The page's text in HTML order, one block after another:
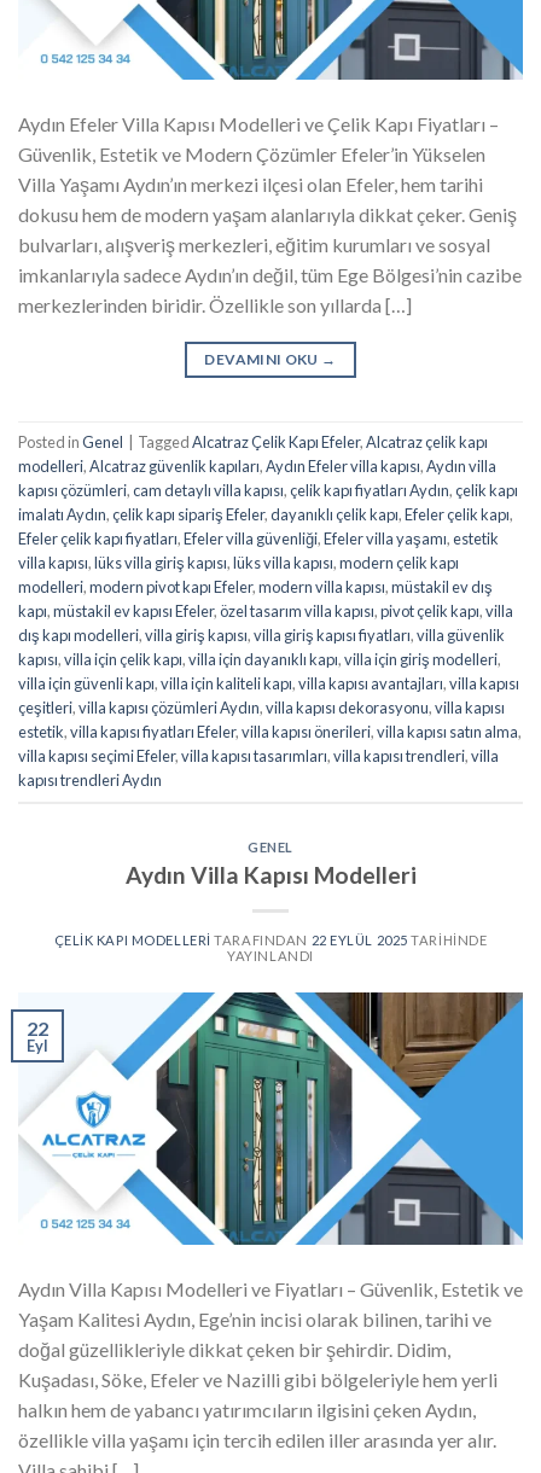
Aydın Efeler Villa Kapısı Modelleri ve Çelik Kapı Fiyatları –
Güvenlik, Estetik ve Modern Çözümler Efeler’in Yükselen
Villa Yaşamı Aydın’ın merkezi ilçesi olan Efeler, hem tarihi
dokusu hem de modern yaşam alanlarıyla dikkat çeker. Geniş
bulvarları, alışveriş merkezleri, eğitim kurumları ve sosyal
imkanlarıyla sadece Aydın’ın değil, tüm Ege Bölgesi’nin cazibe
merkezlerinden biridir. Özellikle son yıllarda […]
DEVAMINI OKU →
Posted inGenel TaggedAlcatraz Çelik Kapı Efeler,Alcatraz çelik kapı
modelleri,Alcatraz güvenlik kapıları,Aydın Efeler villa kapısı,Aydın villa
kapısı çözümleri,cam detaylı villa kapısı,çelik kapı fiyatları Aydın,çelik kapı
imalatı Aydın,çelik kapı sipariş Efeler,dayanıklı çelik kapı,Efeler çelik kapı,
Efeler çelik kapı fiyatları,Efeler villa güvenliği,Efeler villa yaşamı,estetik
villa kapısı,lüks villa giriş kapısı,lüks villa kapısı,modern çelik kapı
modelleri,modern pivot kapı Efeler,modern villa kapısı,müstakil ev dış
kapı,müstakil ev kapısı Efeler,özel tasarım villa kapısı,pivot çelik kapı,villa
dış kapı modelleri,villa giriş kapısı,villa giriş kapısı fiyatları,villa güvenlik
kapısı,villa için çelik kapı,villa için dayanıklı kapı,villa için giriş modelleri,
villa için güvenli kapı,villa için kaliteli kapı,villa kapısı avantajları,villa kapısı
çeşitleri,villa kapısı çözümleri Aydın,villa kapısı dekorasyonu,villa kapısı
estetik,villa kapısı fiyatları Efeler,villa kapısı önerileri,villa kapısı satın alma,
villa kapısı seçimi Efeler,villa kapısı tasarımları,villa kapısı trendleri,villa
kapısı trendleri Aydın
GENEL
Aydın Villa Kapısı Modelleri
ÇELIK KAPI MODELLERI TARAFINDAN 22 EYLÜL 2025 TARIHINDE
YAYINLANDI
22
Eyl
Aydın Villa Kapısı Modelleri ve Fiyatları – Güvenlik, Estetik ve
Yaşam Kalitesi Aydın, Ege’nin incisi olarak bilinen, tarihi ve
doğal güzellikleriyle dikkat çeken bir şehirdir. Didim,
Kuşadası, Söke, Efeler ve Nazilli gibi bölgeleriyle hem yerli
halkın hem de yabancı yatırımcıların ilgisini çeken Aydın,
özellikle villa yaşamı için tercih edilen iller arasında yer alır.